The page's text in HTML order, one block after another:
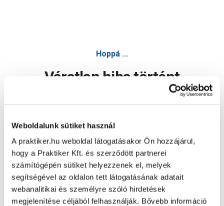
Weboldalunk sütiket használ
A praktiker.hu weboldal látogatásakor Ön hozzájárul,
hogy a Praktiker Kft. és szerződött partnerei
számítógépén sütiket helyezzenek el, melyek
segítségével az oldalon tett látogatásának adatait
webanalitikai és személyre szóló hirdetések
megjelenítése céljából felhasználják. Bővebb információ
Hoppá ...
Váratlan hiba történt
Oldal újratöltése